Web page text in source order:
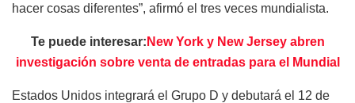
hacer cosas diferentes”, afirmó el tres veces mundialista.
Te puede interesar: New York y New Jersey abren
investigación sobre venta de entradas para el Mundial
Estados Unidos integrará el Grupo D y debutará el 12 de